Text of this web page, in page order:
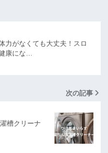
力がなくても大丈夫！スロ
康にな…
次の記事
槽クリーナ